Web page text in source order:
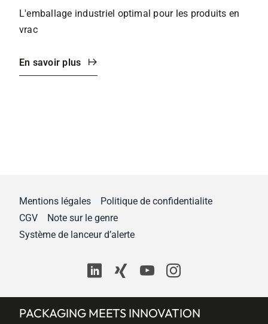
L'emballage industriel optimal pour les produits en
vrac
En savoir plus
Mentions légales
Politique de confidentialite
CGV
Note sur le genre
Système de lanceur d’alerte
PACKAGING MEETS INNOVATION